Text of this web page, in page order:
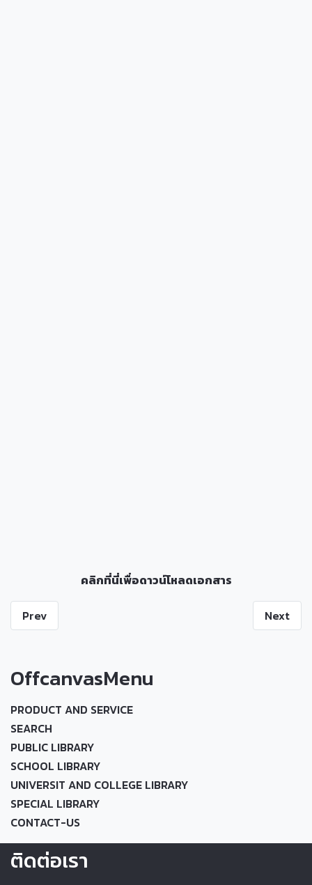
คลิกที่นี่เพื่อดาวน์โหลดเอกสาร
Prev Next
OffcanvasMenu
PRODUCT AND SERVICE
SEARCH
PUBLIC LIBRARY
SCHOOL LIBRARY
UNIVERSIT AND COLLEGE LIBRARY
SPECIAL LIBRARY
CONTACT-US
ติดต่อเรา